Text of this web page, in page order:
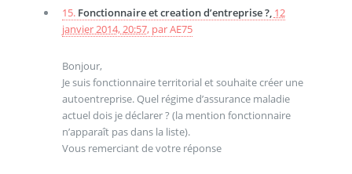
15. Fonctionnaire et creation d’entreprise ?, 12
janvier 2014, 20:57, parAE75
Bonjour,
Je suis fonctionnaire territorial et souhaite créer une
autoentreprise. Quel régime d’assurance maladie
actuel dois je déclarer ? (la mention fonctionnaire
n’apparaît pas dans la liste).
Vous remerciant de votre réponse